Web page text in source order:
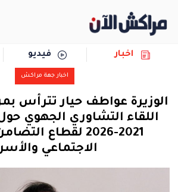
مجتمع
سياسة
اخبار فيديو
اخبار جهة مراكش
الوزيرة عواطف حيار تترأس
اللقاء التشاوري الجهوي
2021-2026 لقطاع
الاجتماعي